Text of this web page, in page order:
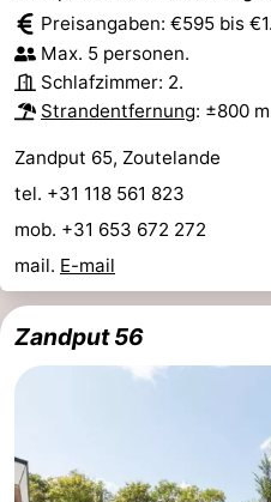
Preisangaben: €595 bis
Max. 5 personen.
Schlafzimmer: 2.
Strandentfernung: ±800
Zandput 65, Zoutelande
tel. +31 118 561 823
mob. +31 653 672 272
mail. E-mail
Zandput 56